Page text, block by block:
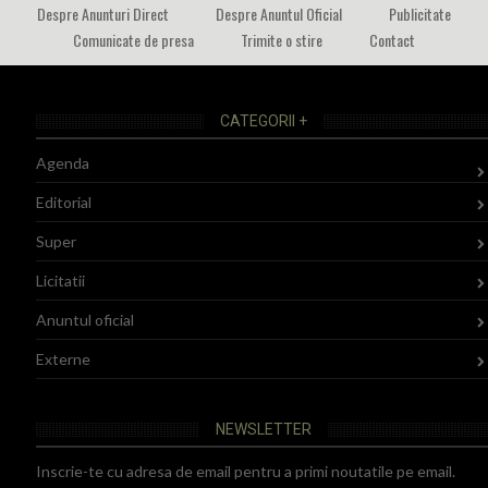
Despre Anunturi Direct Despre Anuntul Oficial
Publicitate
Comunicate de presa
Trimite o stire Contact
CATEGORII +
Agenda
Editorial
Super
Licitatii
Anuntul oficial
Externe
NEWSLETTER
Inscrie-te cu adresa de email pentru a primi noutatile pe email.